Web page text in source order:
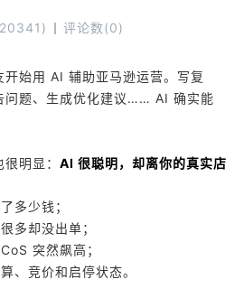
20341 ) 评论数(0)
始用 AI 辅助亚马逊运营。写复
问题、生成优化建议…… AI 确实能
明显： AI 很聪明，却离你的真实店
多少钱；
多却没出单；
突然飙高；
、竞价和启停状态。